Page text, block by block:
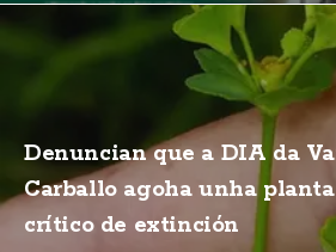
Denuncian que a DIA da
Carballo agoha unha
crítico de extinción